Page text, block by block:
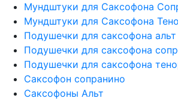
Мундштуки для Саксофона
Мундштуки для Саксофона
Подушечки для саксофона альт
Подушечки для саксофона
Подушечки для саксофона
Саксофон сопранино
Саксофоны Альт